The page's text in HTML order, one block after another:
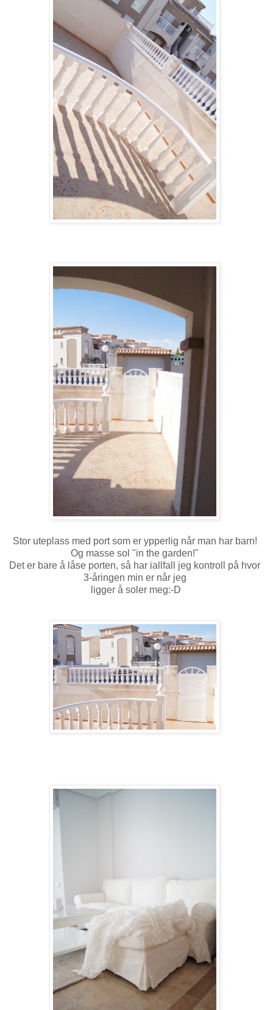
Stor uteplass med port som er ypperlig når man har barn!
Og masse sol "in the garden!"
Det er bare å låse porten, så har iallfall jeg kontroll på hvor
3-åringen min er når jeg
ligger å soler meg:-D